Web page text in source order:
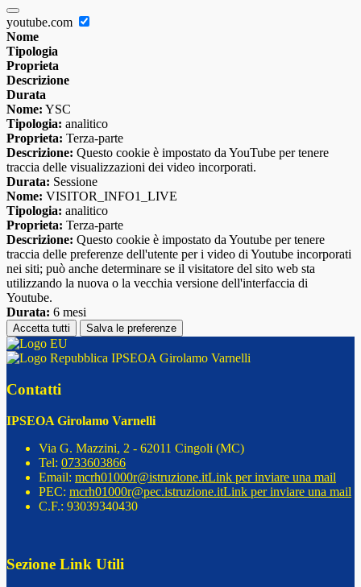
youtube.com
Nome
Tipologia
Proprieta
Descrizione
Durata
Nome: YSC
Tipologia: analitico
Proprieta: Terza-parte
Descrizione: Questo cookie è impostato da YouTube per tenere
traccia delle visualizzazioni dei video incorporati.
Durata: Sessione
Nome: VISITOR_INFO1_LIVE
Tipologia: analitico
Proprieta: Terza-parte
Descrizione: Questo cookie è impostato da Youtube per tenere
traccia delle preferenze dell'utente per i video di Youtube incorporati
nei siti; può anche determinare se il visitatore del sito web sta
utilizzando la nuova o la vecchia versione dell'interfaccia di
Youtube.
Durata: 6 mesi
Accetta tutti Salva le preferenze
IPSEOA Girolamo Varnelli
Contatti
IPSEOA Girolamo Varnelli
Via G. Mazzini, 2 - 62011 Cingoli (MC)
Tel: 0733603866
Email: mcrh01000r@istruzione.itLink per inviare una mail
PEC: mcrh01000r@pec.istruzione.itLink per inviare una mail
C.F.: 93039340430
Sezione Link Utili